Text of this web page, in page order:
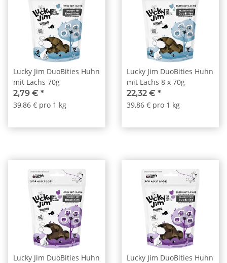
Lucky Jim DuoBities Huhn
mit Lachs 70g
2,79 € *
39,86 € pro 1 kg
Lucky Jim DuoBities Huhn
mit Lachs 8 x 70g
22,32 € *
39,86 € pro 1 kg
Lucky Jim DuoBities Huhn
Lucky Jim DuoBities Huhn